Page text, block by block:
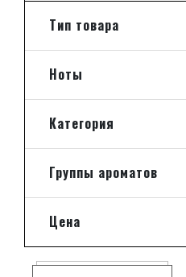
Тип товара
Ноты
Категория
Группы ароматов
Цена